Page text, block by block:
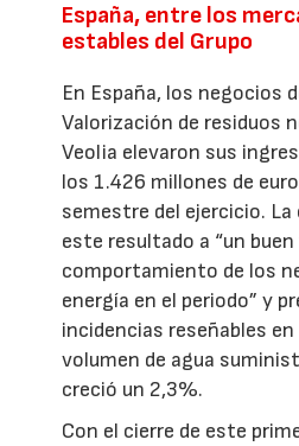
España, entre los
estables del Grupo
En España, los negocios
Valorización de residuos
Veolia elevaron sus
los 1.426 millones de
semestre del ejercicio.
este resultado a “un
comportamiento de los
energía en el periodo” y
incidencias reseñables
volumen de agua
creció un 2,3%.
Con el cierre de este